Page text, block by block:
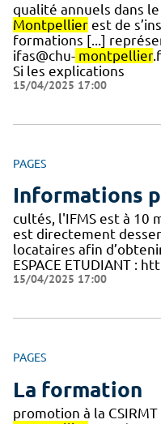
qualité annuels dans le
Montpellierest de
formations [...]
ifas@chu- montpellier
Si les explications
15/04/2025 17:00
PAGES
Informations
cultés, l'IFMS est à 10
est directement
locataires afin
ESPACE ETUDIANT :
15/04/2025 17:00
PAGES
La formation
promotion à la